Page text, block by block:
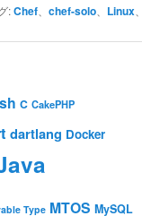
:Chef、 chef-solo、 Linux、
C CakePHP
dartlang Docker
Type MTOS MySQL